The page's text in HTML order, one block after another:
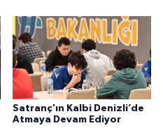
Satranç'ın Kalbi Denizli’de
Atmaya Devam Ediyor